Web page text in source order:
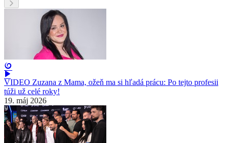
VIDEO Zuzana z Mama, ožeň ma si hľadá prácu: Po tejto profesii
túži už celé roky!
19. máj 2026